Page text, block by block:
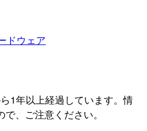
ドウェア
1年以上経過しています。情
、ご注意ください。